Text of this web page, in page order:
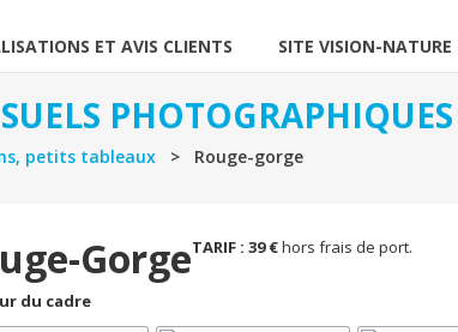
ET AVIS CLIENTS SITE VISION-NATURE
PHOTOGRAPHIQUES
petits tableaux > Rouge-gorge
GorgeTARIF : 39 €hors frais de port.
du cadre